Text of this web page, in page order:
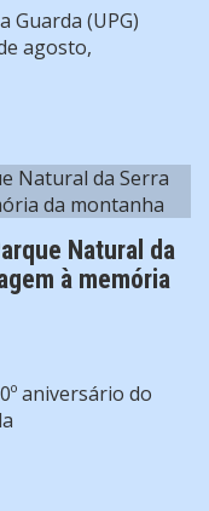
Guarda (UPG)
agosto,
Natural da
à memória
aniversário do